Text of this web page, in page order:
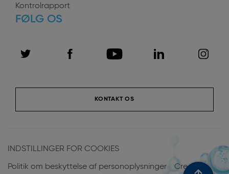
Kontrolrapport
FØLG OS
KONTAKT OS
Pied
de
INDSTILLINGER FOR COOKIES
Politik om beskyttelse af personoplysninger Credits